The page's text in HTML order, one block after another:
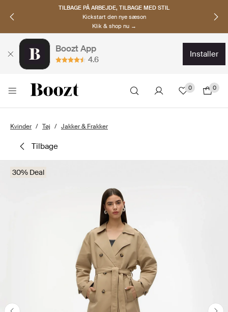
TILBAGE PÅ ARBEJDE, TILBAGE MED STIL
Kickstart den nye sæson
Klik & shop nu →
Boozt App
4.6
installer
0 0
Kvinder Tøj Jakker & Frakker
tilbage
30% Deal